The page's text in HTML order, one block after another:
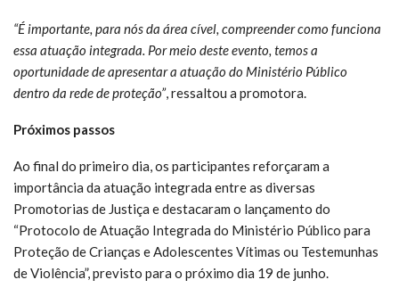
“É importante, para nós da área cível, compreender como funciona
essa atuação integrada. Por meio deste evento, temos a
oportunidade de apresentar a atuação do Ministério Público
dentro da rede de proteção”, ressaltou a promotora.
Próximos passos
Ao final do primeiro dia, os participantes reforçaram a
importância da atuação integrada entre as diversas
Promotorias de Justiça e destacaram o lançamento do
“Protocolo de Atuação Integrada do Ministério Público para
Proteção de Crianças e Adolescentes Vítimas ou Testemunhas
de Violência”, previsto para o próximo dia 19 de junho.